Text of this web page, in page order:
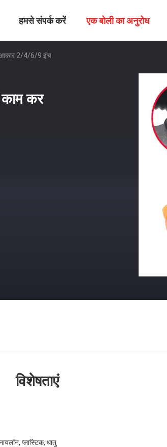
हमसे संपर्क करें एक बोली का अनुरोध
आकार 2/4/6/9 इंच
काम कर
विशेषताएं
प्लास्टिक, धातु